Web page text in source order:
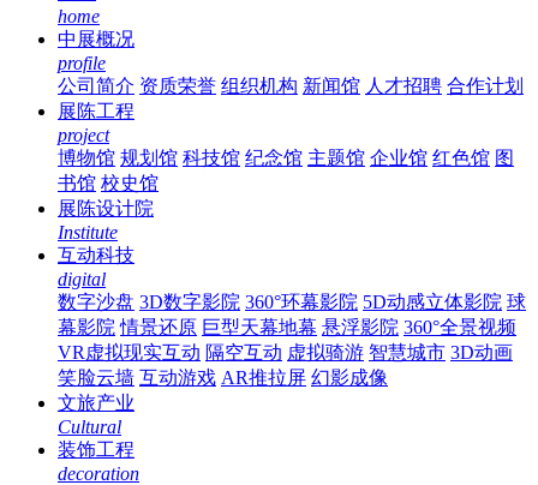
home
中展概况
profile
公司简介 资质荣誉 组织机构 新闻馆 人才招聘 合作计划
展陈工程
project
博物馆 规划馆 科技馆 纪念馆 主题馆 企业馆 红色馆 图
书馆 校史馆
展陈设计院
Institute
互动科技
digital
数字沙盘 3D数字影院 360°环幕影院 5D动感立体影院 球
幕影院 情景还原 巨型天幕地幕 悬浮影院 360°全景视频
VR虚拟现实互动 隔空互动 虚拟骑游 智慧城市 3D动画
笑脸云墙 互动游戏 AR推拉屏 幻影成像
文旅产业
Cultural
装饰工程
decoration